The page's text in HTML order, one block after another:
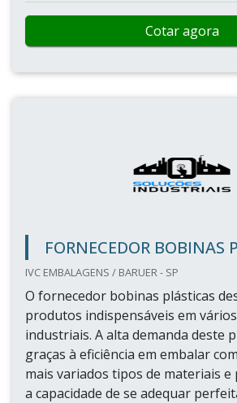
Cotar agora
FORNECEDOR BOBINAS
IVC EMBALAGENS / BARUER - SP
O fornecedor bobinas plásticas
produtos indispensáveis em
industriais. A alta demanda deste
graças à eficiência em embalar
mais variados tipos de materiais
a capacidade de se adequar